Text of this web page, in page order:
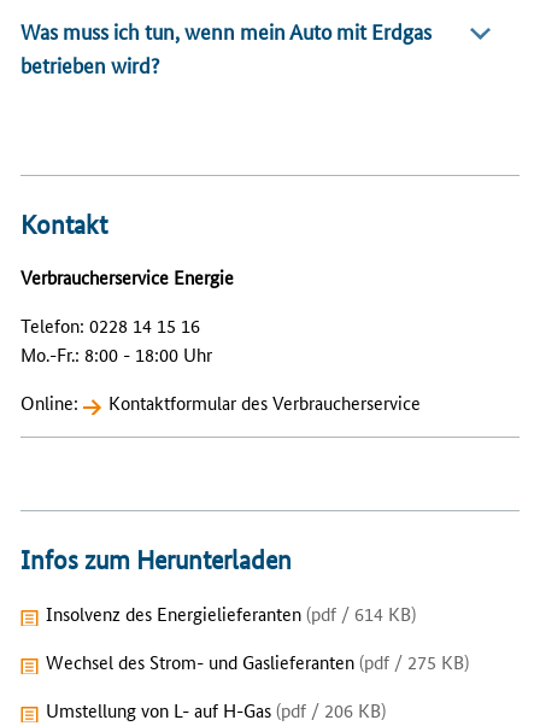
Was muss ich tun, wenn mein Auto mit Erdgas
betrieben wird?
Kontakt
Verbraucherservice Energie
Telefon: 0228 14 15 16
Mo.-Fr.: 8:00 - 18:00 Uhr
Online:
Kontaktformular des Verbraucherservice
Infos zum Herunterladen
Insolvenz des Energielieferanten(pdf / 614 KB)
Wechsel des Strom- und Gaslieferanten(pdf / 275 KB)
Umstellung von L- auf H-Gas(pdf / 206 KB)